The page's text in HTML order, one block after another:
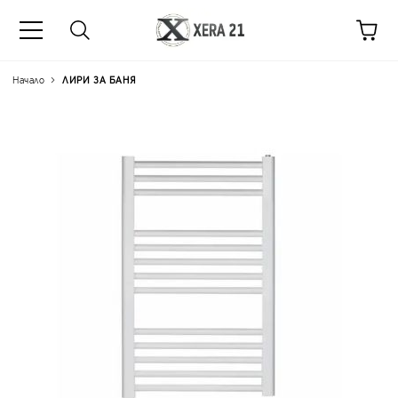
Начало ЛИРИ ЗА БАНЯ
Цена на продукта: